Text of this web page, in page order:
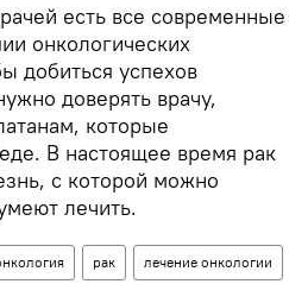
есть все современные
онкологических
добиться успехов
доверять врачу,
которые
В настоящее время рак
с которой можно
лечить.
рак лечение онкологии